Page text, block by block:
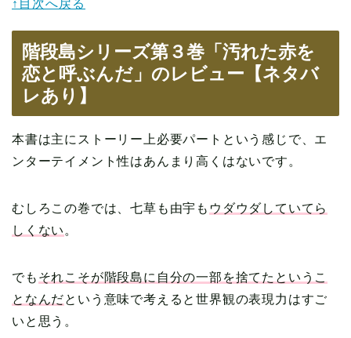
↑目次へ戻る
階段島シリーズ第３巻「汚れた赤を
恋と呼ぶんだ」のレビュー【ネタバ
レあり】
本書は主にストーリー上必要パートという感じで、エ
ンターテイメント性はあんまり高くはないです。
むしろこの巻では、七草も由宇も ウダウダしていてら
しくない 。
でも それこそが階段島に自分の一部を捨てたというこ
となんだという意味で考えると世界観の表現力はすご
いと思う。